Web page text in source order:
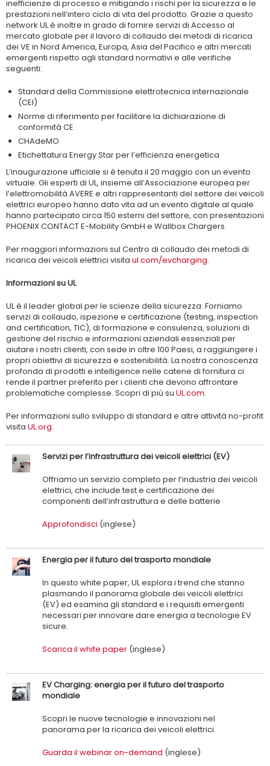
inefficienze di processo e mitigando i rischi per la sicurezza e le
prestazioni nell’intero ciclo di vita del prodotto. Grazie a questo
network UL è inoltre in grado di fornire servizi di Accesso al
mercato globale per il lavoro di collaudo dei metodi di ricarica
dei VE in Nord America, Europa, Asia del Pacifico e altri mercati
emergenti rispetto agli standard normativi e alle verifiche
seguenti:
Standard della Commissione elettrotecnica internazionale
(CEI)
Norme di riferimento per facilitare la dichiarazione di
conformità CE
CHAdeMO
Etichettatura Energy Star per l’efficienza energetica
L’inaugurazione ufficiale si è tenuta il 20 maggio con un evento
virtuale. Gli esperti di UL, insieme all’Associazione europea per
l’elettromobilità AVERE e altri rappresentanti del settore dei veicoli
elettrici europeo hanno dato vita ad un evento digitale al quale
hanno partecipato circa 150 esterni del settore, con presentazioni
PHOENIX CONTACT E-Mobility GmbH e Wallbox Chargers.
Per maggiori informazioni sul Centro di collaudo dei metodi di
ricarica dei veicoli elettrici visita ul.com/evcharging.
Informazioni su UL
UL è il leader global per le scienze della sicurezza. Forniamo
servizi di collaudo, ispezione e certificazione (testing, inspection
and certification, TIC), di formazione e consulenza, soluzioni di
gestione del rischio e informazioni aziendali essenziali per
aiutare i nostri clienti, con sede in oltre 100 Paesi, a raggiungere i
propri obiettivi di sicurezza e sostenibilità. La nostra conoscenza
profonda di prodotti e intelligence nelle catene di fornitura ci
rende il partner preferito per i clienti che devono affrontare
problematiche complesse. Scopri di più su UL.com.
Per informazioni sullo sviluppo di standard e altre attività no-profit
visita UL.org.
Servizi per l’infrastruttura dei veicoli elettrici (EV)
Offriamo un servizio completo per l’industria dei veicoli
elettrici, che include test e certificazione dei
componenti dell’infrastruttura e delle batterie
Approfondisci (inglese)
Energia per il futuro del trasporto mondiale
In questo white paper, UL esplora i trend che stanno
plasmando il panorama globale dei veicoli elettrici
(EV) ed esamina gli standard e i requisiti emergenti
necessari per innovare dare energia a tecnologie EV
sicure.
Scarica il white paper (inglese)
EV Charging: energia per il futuro del trasporto
mondiale
Scopri le nuove tecnologie e innovazioni nel
panorama per la ricarica dei veicoli elettrici.
Guarda il webinar on-demand (inglese)